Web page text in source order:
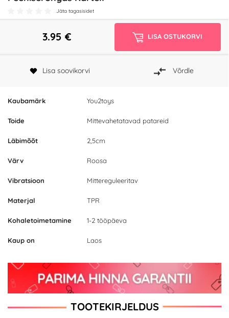
Jäta tagasisidet
Kaubamärk You2toys
Toide Mittevahetatavad patareid
Läbimõõt 2,5cm
Värv Roosa
Vibratsioon Mittereguleeritav
Materjal TPR
Kohaletoimetamine 1-2 tööpäeva
Kaup on Laos
3.95 € LISA OSTUKORVI
Lisa soovikorvi Võrdle
TOOTEKIRJELDUS